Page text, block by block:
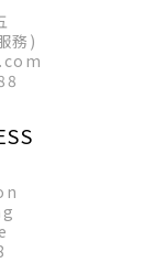
務)